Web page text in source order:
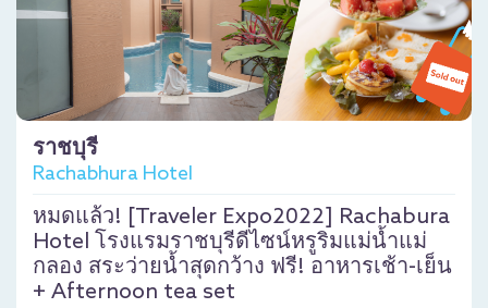
ราชบุรี
Rachabhura Hotel
หมดแล้ว! [Traveler Expo2022] Rachabura
Hotel โรงแรมราชบุรีดีไซน์หรูริมแม่น้ำแม่
กลอง สระว่ายน้ำสุดกว้าง ฟรี! อาหารเช้า-เย็น
+ Afternoon tea set